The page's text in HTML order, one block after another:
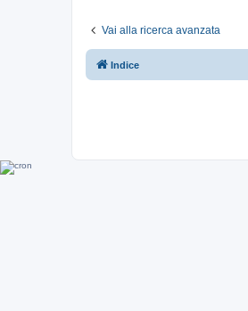
Vai alla ricerca avanzata
Indice